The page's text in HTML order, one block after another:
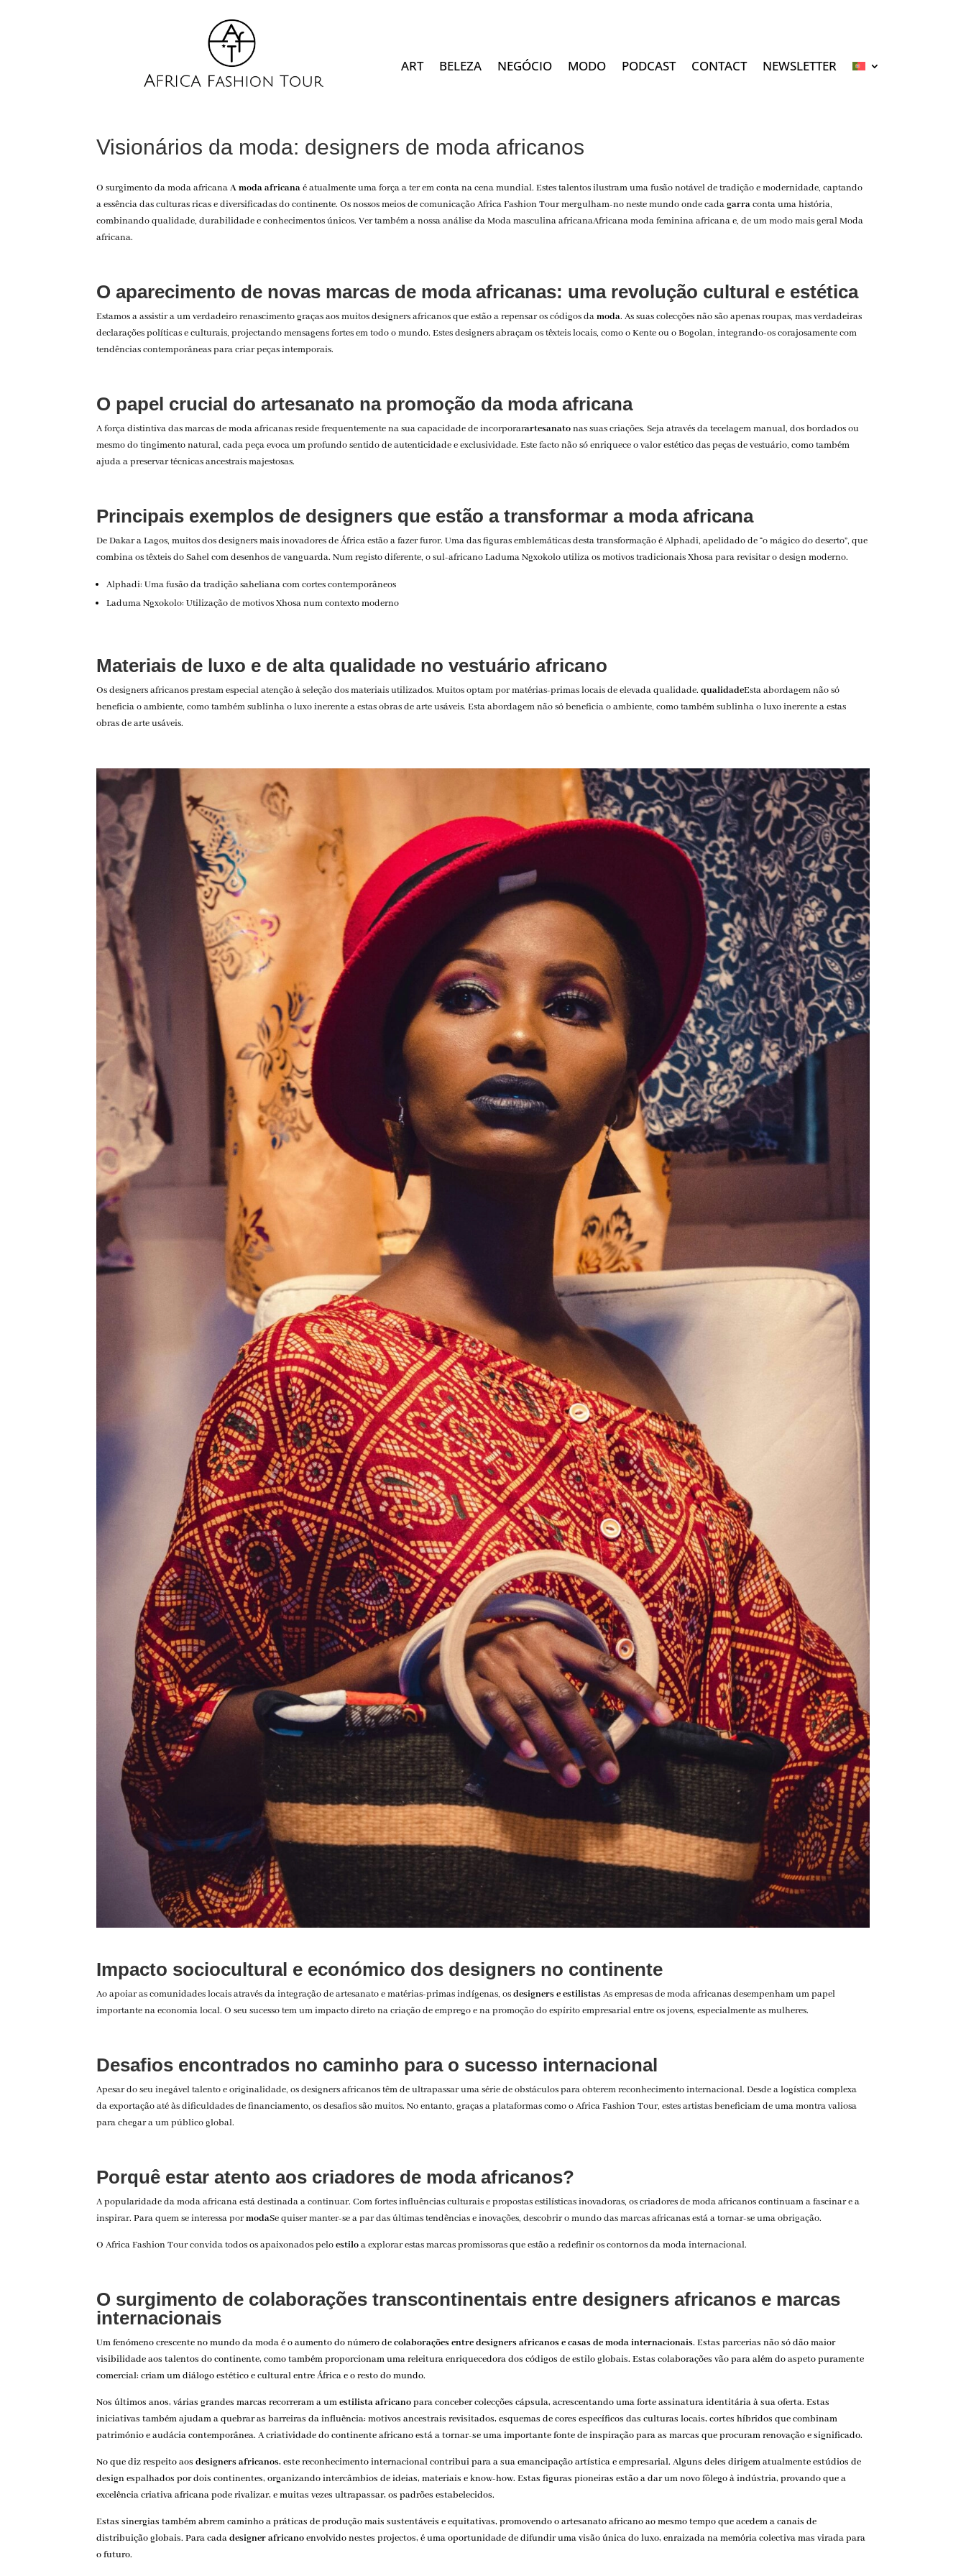
ART BELEZA NEGÓCIO MODO PODCAST CONTACT NEWSLETTER
Visionários da moda: designers de moda africanos
O surgimento da moda africanaA moda africanaé atualmente uma força a ter em conta na cena mundial. Estes talentos ilustram uma fusão notável de tradição e modernidade, captando
a essência das culturas ricas e diversificadas do continente. Os nossos meios de comunicação Africa Fashion Tour mergulham-no neste mundo onde cadagarraconta uma história,
combinando qualidade, durabilidade e conhecimentos únicos. Ver também a nossa análise daModa masculina africanaAfricanamoda feminina africanae, de um modo mais geralModa
africana.
O aparecimento de novas marcas de moda africanas: uma revolução cultural e estética
Estamos a assistir a um verdadeiro renascimento graças aos muitos designers africanos que estão a repensar os códigos damoda. As suas colecções não são apenas roupas, mas verdadeiras
declarações políticas e culturais, projectando mensagens fortes em todo o mundo. Estes designers abraçam os têxteis locais, como o Kente ou o Bogolan, integrando-os corajosamente com
tendências contemporâneas para criar peças intemporais.
O papel crucial do artesanato na promoção da moda africana
A força distintiva das marcas de moda africanas reside frequentemente na sua capacidade de incorporarartesanatonas suas criações. Seja através da tecelagem manual, dos bordados ou
mesmo do tingimento natural, cada peça evoca um profundo sentido de autenticidade e exclusividade. Este facto não só enriquece o valor estético das peças de vestuário, como também
ajuda a preservar técnicas ancestrais majestosas.
Principais exemplos de designers que estão a transformar a moda africana
De Dakar a Lagos, muitos dos designers mais inovadores de África estão a fazer furor. Uma das figuras emblemáticas desta transformação é Alphadi, apelidado de “o mágico do deserto”, que
combina os têxteis do Sahel com desenhos de vanguarda. Num registo diferente, o sul-africano Laduma Ngxokolo utiliza os motivos tradicionais Xhosa para revisitar o design moderno.
Alphadi: Uma fusão da tradição saheliana com cortes contemporâneos
Laduma Ngxokolo: Utilização de motivos Xhosa num contexto moderno
Materiais de luxo e de alta qualidade no vestuário africano
Os designers africanos prestam especial atenção à seleção dos materiais utilizados. Muitos optam por matérias-primas locais de elevada qualidade.qualidadeEsta abordagem não só
beneficia o ambiente, como também sublinha o luxo inerente a estas obras de arte usáveis. Esta abordagem não só beneficia o ambiente, como também sublinha o luxo inerente a estas
obras de arte usáveis.
Impacto sociocultural e económico dos designers no continente
Ao apoiar as comunidades locais através da integração de artesanato e matérias-primas indígenas, osdesigners e estilistasAs empresas de moda africanas desempenham um papel
importante na economia local. O seu sucesso tem um impacto direto na criação de emprego e na promoção do espírito empresarial entre os jovens, especialmente as mulheres.
Desafios encontrados no caminho para o sucesso internacional
Apesar do seu inegável talento e originalidade, os designers africanos têm de ultrapassar uma série de obstáculos para obterem reconhecimento internacional. Desde a logística complexa
da exportação até às dificuldades de financiamento, os desafios são muitos. No entanto, graças a plataformas como o Africa Fashion Tour, estes artistas beneficiam de uma montra valiosa
para chegar a um público global.
Porquê estar atento aos criadores de moda africanos?
A popularidade da moda africana está destinada a continuar. Com fortes influências culturais e propostas estilísticas inovadoras, os criadores de moda africanos continuam a fascinar e a
inspirar. Para quem se interessa pormodaSe quiser manter-se a par das últimas tendências e inovações, descobrir o mundo das marcas africanas está a tornar-se uma obrigação.
O Africa Fashion Tour convida todos os apaixonados peloestiloa explorar estas marcas promissoras que estão a redefinir os contornos da moda internacional.
O surgimento de colaborações transcontinentais entre designers africanos e marcas
internacionais
Um fenómeno crescente no mundo da moda é o aumento do número decolaborações entre designers africanos e casas de moda internacionais. Estas parcerias não só dão maior
visibilidade aos talentos do continente, como também proporcionam uma releitura enriquecedora dos códigos de estilo globais. Estas colaborações vão para além do aspeto puramente
comercial: criam um diálogo estético e cultural entre África e o resto do mundo.
Nos últimos anos, várias grandes marcas recorreram a umestilista africanopara conceber colecções cápsula, acrescentando uma forte assinatura identitária à sua oferta. Estas
iniciativas também ajudam a quebrar as barreiras da influência: motivos ancestrais revisitados, esquemas de cores específicos das culturas locais, cortes híbridos que combinam
património e audácia contemporânea. A criatividade do continente africano está a tornar-se uma importante fonte de inspiração para as marcas que procuram renovação e significado.
No que diz respeito aosdesigners africanos, este reconhecimento internacional contribui para a sua emancipação artística e empresarial. Alguns deles dirigem atualmente estúdios de
design espalhados por dois continentes, organizando intercâmbios de ideias, materiais e know-how. Estas figuras pioneiras estão a dar um novo fôlego à indústria, provando que a
excelência criativa africana pode rivalizar, e muitas vezes ultrapassar, os padrões estabelecidos.
Estas sinergias também abrem caminho a práticas de produção mais sustentáveis e equitativas, promovendo o artesanato africano ao mesmo tempo que acedem a canais de
distribuição globais. Para cadadesigner africanoenvolvido nestes projectos, é uma oportunidade de difundir uma visão única do luxo, enraizada na memória colectiva mas virada para
o futuro.